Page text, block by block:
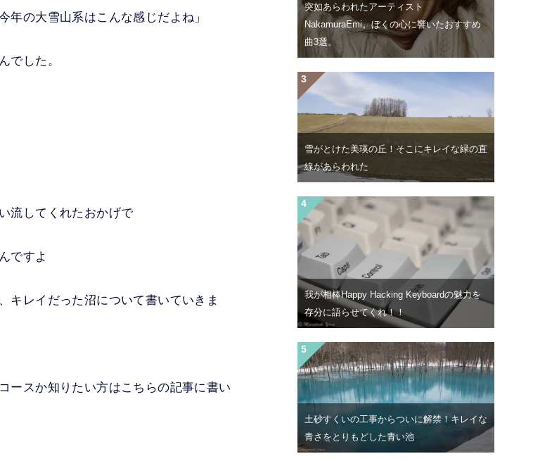
の大雪山系はこんな感じだよね」
でした。
流してくれたおかげで
ですよ
キレイだった沼について書いていきま
ースか知りたい方はこちらの記事に書い
突如あらわれたアーティスト
NakamuraEmi。ぼくの心に響いたおすすめ
曲3選。
雪がとけた美瑛の丘！そこにキレイな緑の直
線があらわれた
我が相棒Happy Hacking Keyboardの魅力を
存分に語らせてくれ！！
土砂すくいの工事からついに解禁！キレイな
青さをとりもどした青い池